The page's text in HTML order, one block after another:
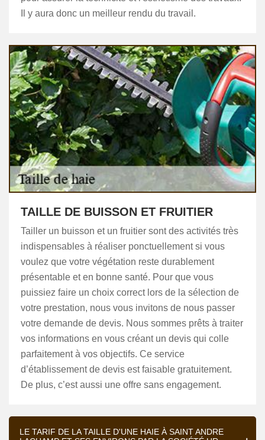
Il y aura donc un meilleur rendu du travail.
TAILLE DE BUISSON ET FRUITIER
Tailler un buisson et un fruitier sont des activités très
indispensables à réaliser ponctuellement si vous
voulez que votre végétation reste durablement
présentable et en bonne santé. Pour que vous
puissiez faire un choix correct lors de la sélection de
votre prestation, nous vous invitons de nous passer
votre demande de devis. Nous sommes prêts à traiter
vos informations en vous créant un devis qui colle
parfaitement à vos objectifs. Ce service
d’établissement de devis est faisable gratuitement.
De plus, c’est aussi une offre sans engagement.
LE TARIF DE LA TAILLE D'UNE HAIE À SAINT ANDRE